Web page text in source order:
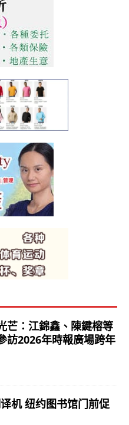
芒：江錦鑫、陳鍵榕等
訪2026年時報廣場跨年
机 纽约图书馆门前促